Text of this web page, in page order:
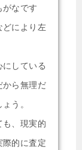
がなです
どにより左
している
から無理だ
う。
も、現実的
際的に査定